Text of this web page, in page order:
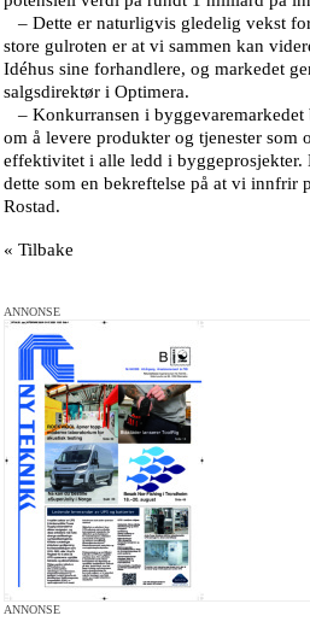
– Dette er naturligvis gledelig vekst
store gulroten er at vi sammen kan
Idéhus sine forhandlere, og markedet
salgsdirektør i Optimera.
– Konkurransen i
om å levere produkter og tjenester som
effektivitet i alle ledd i byggeprosjekter.
dette som en bekreftelse på at vi innfrir
Rostad.
« Tilbake
ANNONSE
ANNONSE